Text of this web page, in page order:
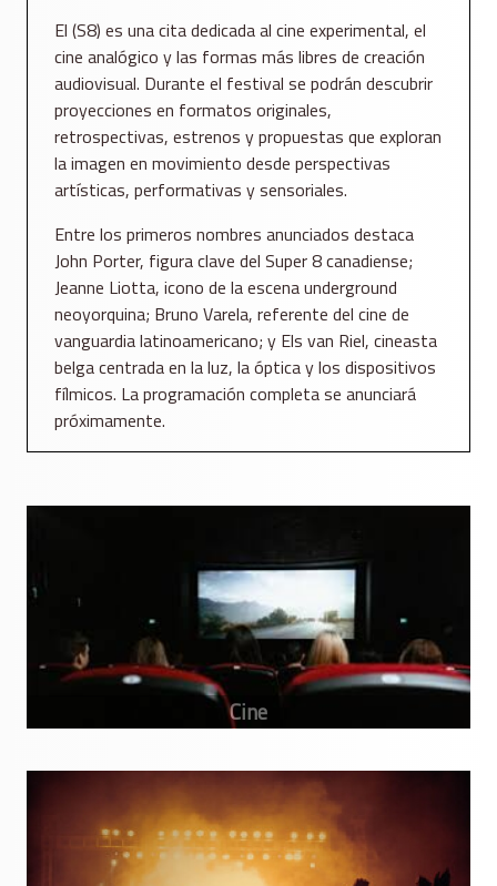
El (S8) es una cita dedicada al cine experimental, el
cine analógico y las formas más libres de creación
audiovisual. Durante el festival se podrán descubrir
proyecciones en formatos originales,
retrospectivas, estrenos y propuestas que exploran
la imagen en movimiento desde perspectivas
artísticas, performativas y sensoriales.
Entre los primeros nombres anunciados destaca
John Porter, figura clave del Super 8 canadiense;
Jeanne Liotta, icono de la escena underground
neoyorquina; Bruno Varela, referente del cine de
vanguardia latinoamericano; y Els van Riel, cineasta
belga centrada en la luz, la óptica y los dispositivos
fílmicos. La programación completa se anunciará
próximamente.